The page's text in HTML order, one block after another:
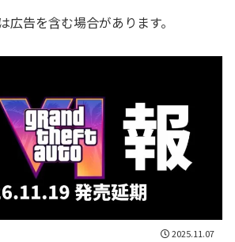
広告を含む場合があります。
2025.11.07